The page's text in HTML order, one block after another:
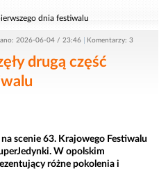
dnia festiwalu
2026-06-04 / 23:46 Komentarzy: 3
drugą część
scenie 63. Krajowego Festiwalu
W opolskim
różne pokolenia i